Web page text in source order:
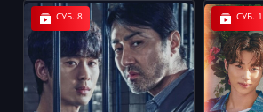
СУБ. 8 СУБ.